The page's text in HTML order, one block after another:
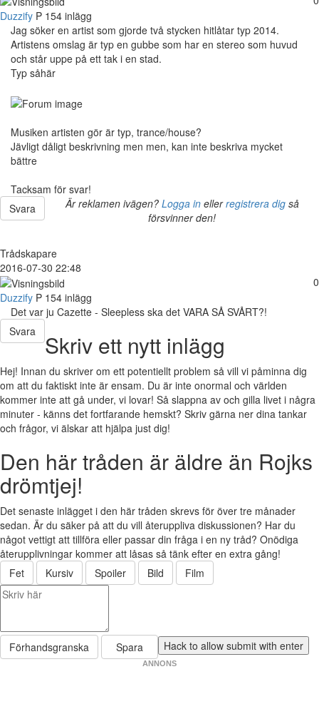
Duzzify P 154 inlägg
Jag söker en artist som gjorde två stycken hitlåtar typ 2014.
Artistens omslag är typ en gubbe som har en stereo som huvud
och står uppe på ett tak i en stad.
Typ såhär
Musiken artisten gör är typ, trance/house?
Jävligt dåligt beskrivning men men, kan inte beskriva mycket
bättre
Tacksam för svar!
Svara
Är reklamen ivägen? Logga inellerregistrera digså
försvinner den!
Trådskapare
2016-07-30 22:48
0
Duzzify P 154 inlägg
Det var ju Cazette - Sleepless ska det VARA SÅ SVÅRT?!
Svara
Skriv ett nytt inlägg
Hej! Innan du skriver om ett potentiellt problem så vill vi påminna dig
om att du faktiskt inte är ensam. Du är inte onormal och världen
kommer inte att gå under, vi lovar! Så slappna av och gilla livet i några
minuter - känns det fortfarande hemskt? Skriv gärna ner dina tankar
och frågor, vi älskar att hjälpa just dig!
Den här tråden är äldre än Rojks
drömtjej!
Det senaste inlägget i den här tråden skrevs för över tre månader
sedan. Är du säker på att du vill återuppliva diskussionen? Har du
något vettigt att tillföra eller passar din fråga i en ny tråd? Onödiga
återupplivningar kommer att låsas så tänk efter en extra gång!
Fet
Kursiv Spoiler Bild Film
Förhandsgranska Spara
ANNONS